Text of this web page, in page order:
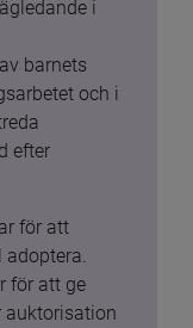
i
barnets
och i
efter
för att
adoptera.
för att ge
auktorisation